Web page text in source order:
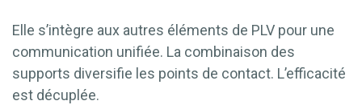
Elle s’intègre aux autres éléments de PLV pour une
communication unifiée. La combinaison des
supports diversifie les points de contact. L’efficacité
est décuplée.